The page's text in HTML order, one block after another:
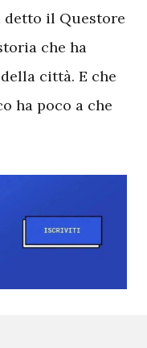
detto il Questore
che ha
città. E che
ha poco a che